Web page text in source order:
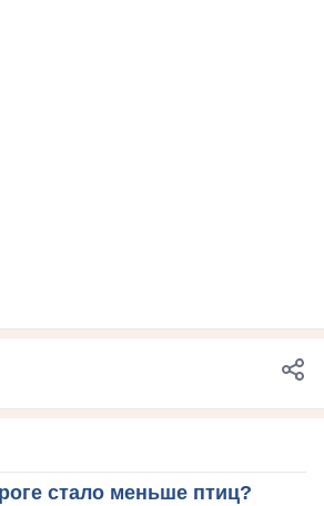
стало меньше птиц?